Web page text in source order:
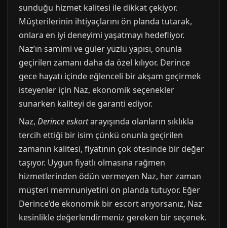
sunduğu hizmet kalitesi ile dikkat çekiyor.
Müşterilerinin ihtiyaçlarını ön planda tutarak,
onlara en iyi deneyimi yaşatmayı hedefliyor.
Naz’ın samimi ve güler yüzlü yapısı, onunla
geçirilen zamanı daha da özel kılıyor. Derince
gece hayatı içinde eğlenceli bir akşam geçirmek
isteyenler için Naz, ekonomik seçenekler
sunarken kaliteyi de garanti ediyor.
Naz, Derince eskortarayışında olanların sıklıkla
tercih ettiği bir isim çünkü onunla geçirilen
zamanın kalitesi, fiyatının çok ötesinde bir değer
taşıyor. Uygun fiyatlı olmasına rağmen
hizmetlerinden ödün vermeyen Naz, her zaman
müşteri memnuniyetini ön planda tutuyor. Eğer
Derince’de ekonomik bir escort arıyorsanız, Naz
kesinlikle değerlendirmeniz gereken bir seçenek.